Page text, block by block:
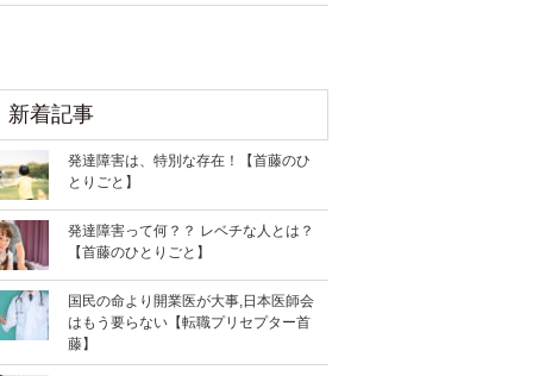
新着記事
発達障害は、特別な存在！【首藤のひ
とりごと】
発達障害って何？？ レベチな人とは？
【首藤のひとりごと】
国民の命より開業医が大事,日本医師会
はもう要らない【転職プリセプター首
藤】